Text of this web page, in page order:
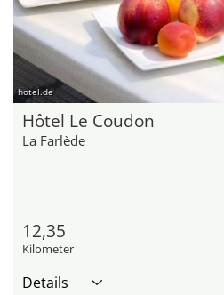
hotel.de
Hôtel Le Coudon
La Farlède
12,35
Kilometer
Details